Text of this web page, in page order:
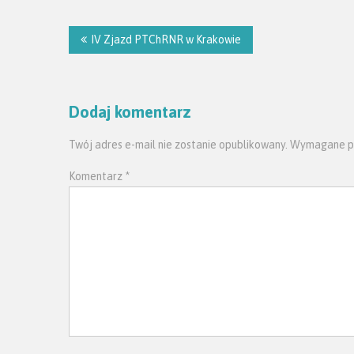
wpisu
IV Zjazd PTChRNR w Krakowie
Dodaj komentarz
Twój adres e-mail nie zostanie opublikowany. Wymagane
Komentarz *